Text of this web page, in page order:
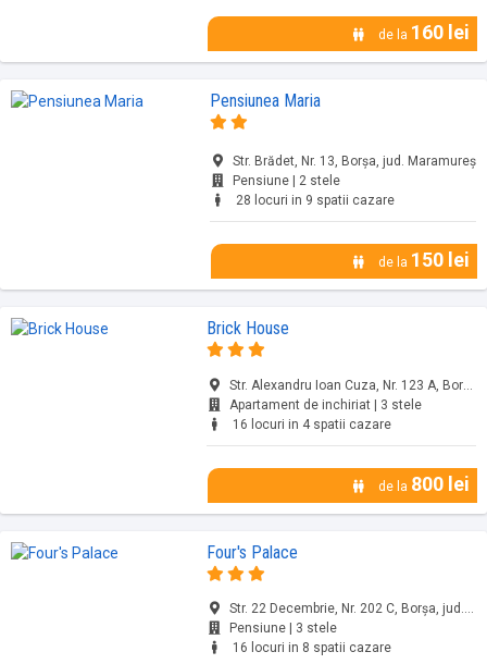
de la 160 lei
Pensiunea Maria
Str. Brădet, Nr. 13, Borșa, jud. Maramureș
Pensiune | 2 stele
28 locuri in 9 spatii cazare
de la 150 lei
Brick House
Str. Alexandru Ioan Cuza, Nr. 123 A, Borșa, jud. Maramureș
Apartament de inchiriat | 3 stele
16 locuri in 4 spatii cazare
de la 800 lei
Four's Palace
Str. 22 Decembrie, Nr. 202 C, Borșa, jud. Maramureș
Pensiune | 3 stele
16 locuri in 8 spatii cazare